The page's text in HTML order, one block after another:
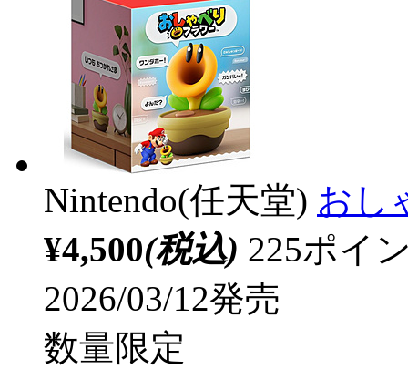
Nintendo(任天堂) おし
¥4,500(税込) 225ポイ
2026/03/12発売
数量限定